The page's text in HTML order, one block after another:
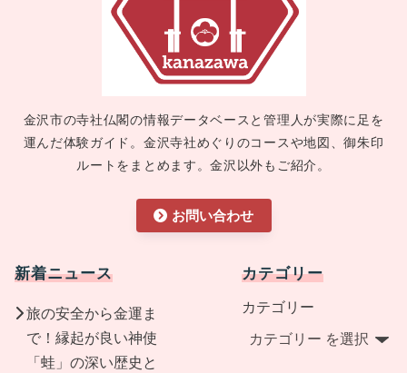
金沢市の寺社仏閣の情報データベースと管理人が実際に足を
運んだ体験ガイド。金沢寺社めぐりのコースや地図、御朱印
ルートをまとめます。金沢以外もご紹介。
お問い合わせ
新着ニュース
旅の安全から金運ま
で！縁起が良い神使
「蛙」の深い歴史と
カテゴリー
カテゴリー